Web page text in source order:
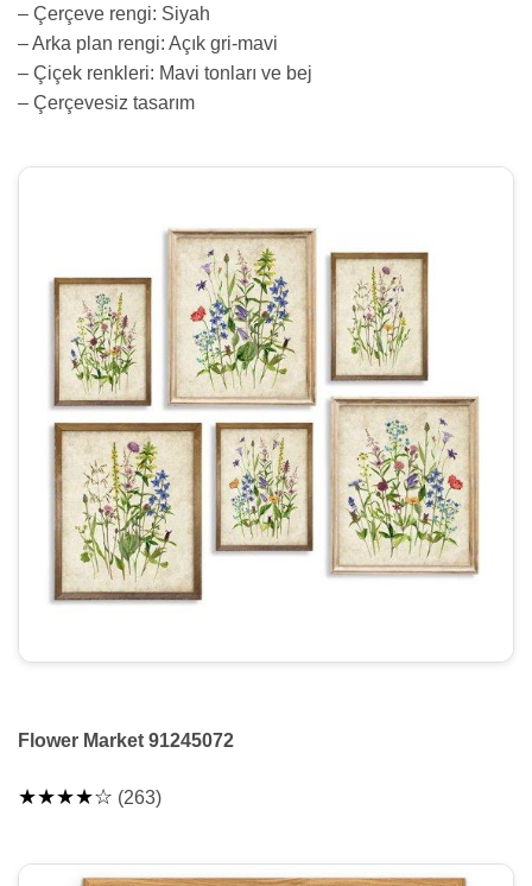
– Çerçeve rengi: Siyah
– Arka plan rengi: Açık gri-mavi
– Çiçek renkleri: Mavi tonları ve bej
– Çerçevesiz tasarım
Flower Market 91245072
★★★★☆ (263)